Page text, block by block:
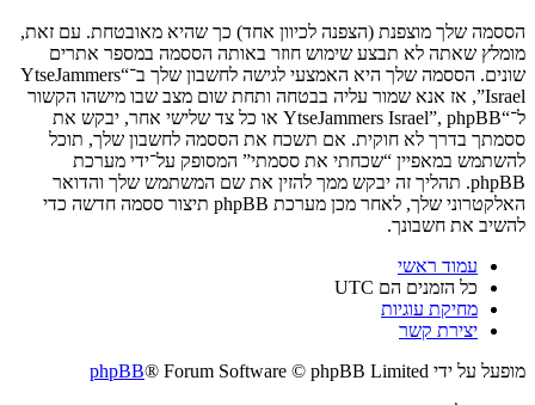
הססמה שלך מוצפנת (הצפנה לכיוון אחד) כך שהיא מאובטחת. עם זאת,
מומלץ שאתה לא תבצע שימוש חוזר באותה הססמה במספר אתרים
שונים. הססמה שלך היא האמצעי לגישה לחשבון שלך ב־“YtseJammers
Israel”, אז אנא שמור עליה בבטחה ותחת שום מצב שבו מישהו הקשור
ל־“YtseJammers Israel”, phpBB או כל צד שלישי אחר, יבקש את
ססמתך בדרך לא חוקית. אם תשכח את הססמה לחשבון שלך, תוכל
להשתמש במאפיין “שכחתי את ססמתי” המסופק על־ידי מערכת
phpBB. תהליך זה יבקש ממך להזין את שם המשתמש שלך והדואר
האלקטרוני שלך, לאחר מכן מערכת phpBB תיצור ססמה חדשה כדי
להשיב את חשבונך.
עמוד ראשי
כל הזמנים הם UTC
מחיקת עוגיות
יצירת קשר
מופעל על ידי
phpBB® Forum Software © phpBB Limited